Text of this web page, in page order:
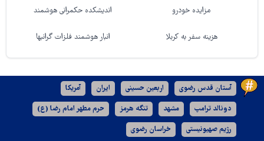
مزایده خودرو اندیشکده حکمرانی هوشمند
هزینه سفر به کربلا انبار هوشمند فلزات گرانبها
آستان قدس رضوی اربعین حسینی ایران آمریکا
دونالد ترامپ مشهد تنگه هرمز حرم مطهر امام رضا (ع)
رژیم صهیونیستی خراسان رضوی